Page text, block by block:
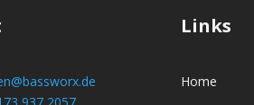
Links
Home